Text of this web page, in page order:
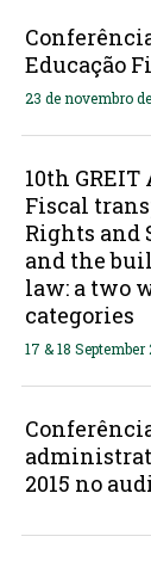
Educação
23 de novembro
10th
Fiscal
Rights and
and the
law: a two
categories
17 & 18
2015 no